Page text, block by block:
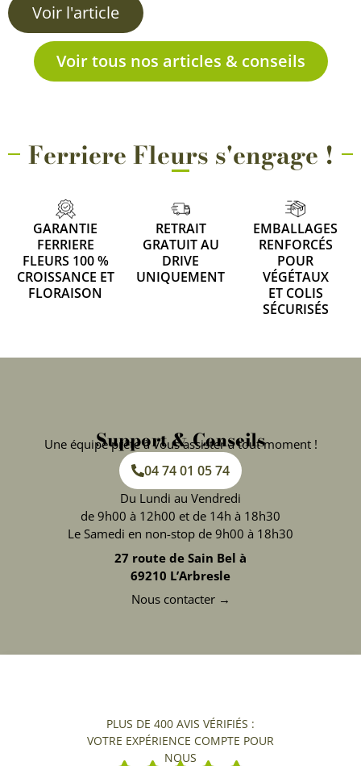
Voir l'article
Voir tous nos articles & conseils
Ferriere Fleurs s'engage !
GARANTIE
FERRIERE
FLEURS 100 %
CROISSANCE ET
FLORAISON
RETRAIT
GRATUIT AU
DRIVE
UNIQUEMENT
EMBALLAGES
RENFORCÉS
POUR
VÉGÉTAUX
ET COLIS
SÉCURISÉS
Support & Conseils
Une équipe prête à vous assister à tout moment !
04 74 01 05 74
Du Lundi au Vendredi
de 9h00 à 12h00 et de 14h à 18h30
Le Samedi en non-stop de 9h00 à 18h30
27 route de Sain Bel à
69210 L’Arbresle
Nous contacter →
PLUS DE 400 AVIS VÉRIFIÉS :
VOTRE EXPÉRIENCE COMPTE POUR
NOUS